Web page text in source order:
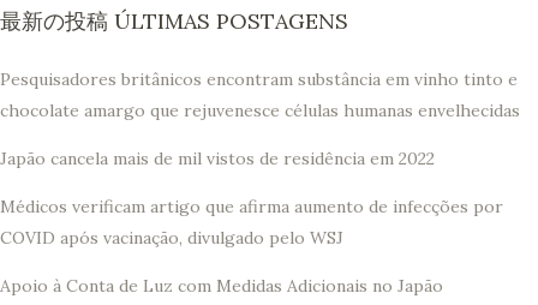
最新の投稿 ÚLTIMAS POSTAGENS
Pesquisadores britânicos encontram substância em vinho tinto e
chocolate amargo que rejuvenesce células humanas envelhecidas
Japão cancela mais de mil vistos de residência em 2022
Médicos verificam artigo que afirma aumento de infecções por
COVID após vacinação, divulgado pelo WSJ
Apoio à Conta de Luz com Medidas Adicionais no Japão